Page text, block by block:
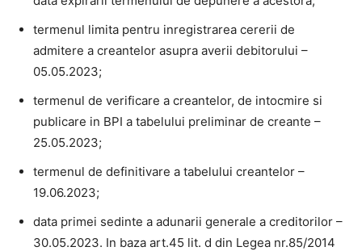
termenul limita pentru inregistrarea cererii de
admitere a creantelor asupra averii debitorului –
05.05.2023;
termenul de verificare a creantelor, de intocmire si
publicare in BPI a tabelului preliminar de creante –
25.05.2023;
termenul de definitivare a tabelului creantelor –
19.06.2023;
data primei sedinte a adunarii generale a creditorilor –
30.05.2023. In baza art.45 lit. d din Legea nr.85/2014